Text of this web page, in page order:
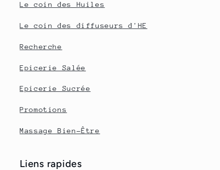
Le coin des Huiles
Le coin des diffuseurs d'HE
Recherche
Epicerie Salée
Epicerie Sucrée
Promotions
Massage Bien-Être
Liens rapides